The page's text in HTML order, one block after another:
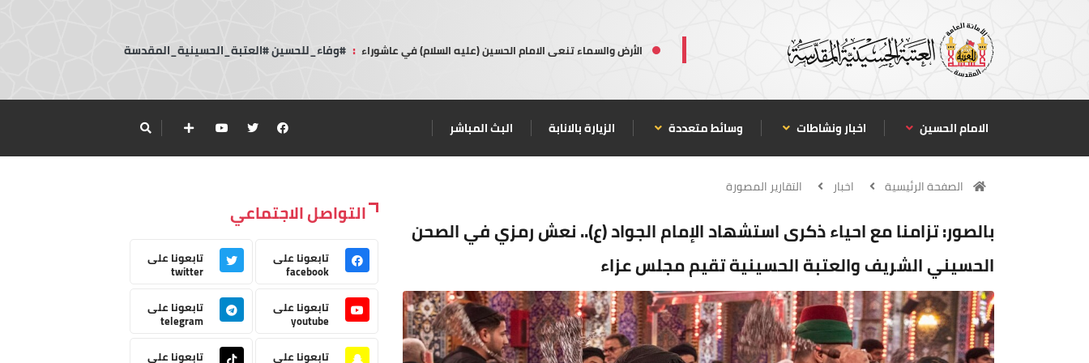
الأرض والسماء تنعى الامام الحسين (عليه السلام) في عاشوراء : #وفاء_للحسين #العتبة_الحسينية_المقدسة
الامام الحسين اخبار ونشاطات وسائط متعددة الزيارة بالانابة البث المباشر
الصفحة الرئيسية اخبار التقارير المصورة
بالصور: تزامنا مع احياء ذكرى استشهاد الإمام الجواد (ع).. نعش رمزي في الصحن
الحسيني الشريف والعتبة الحسينية تقيم مجلس عزاء
التواصل الاجتماعي
تابعونا على
facebook
تابعونا على
twitter
تابعونا على
youtube
تابعونا على
telegram
تابعونا على
تابعونا على